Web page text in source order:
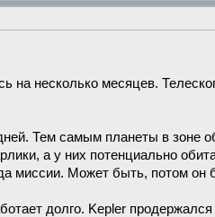
на несколько месяцев.
Тем самым планеты в зоне
а у них потенциально
миссии. Может быть, потом
долго. Kepler